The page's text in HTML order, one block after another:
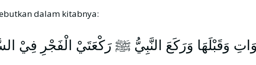
dalam kitabnya:
وَقَبْلَهَا وَرَكَعَ النَّبِيُّ ﷺ رَكْعَتَيْ الْفَجْرِ فِيْ